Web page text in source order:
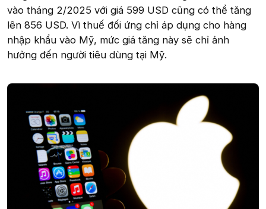
vào tháng 2/2025 với giá 599 USD cũng có thể tăng
lên 856 USD. Vì thuế đối ứng chỉ áp dụng cho hàng
nhập khẩu vào Mỹ, mức giá tăng này sẽ chỉ ảnh
hưởng đến người tiêu dùng tại Mỹ.